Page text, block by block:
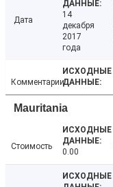
Дата
14
декабря
2017
года
Комментарии
Mauritania
Стоимость
0.00